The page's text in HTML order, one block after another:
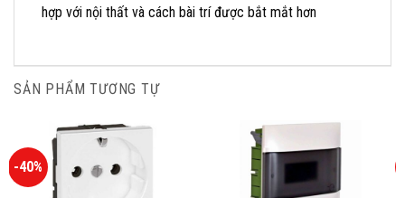
hợp với nội thất và cách bài trí được bắt mắt hơn
SẢN PHẨM TƯƠNG TỰ
-40%